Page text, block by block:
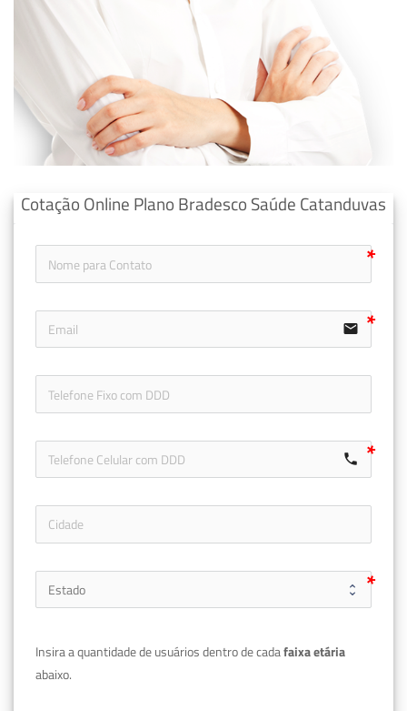
Cotação Online Plano Bradesco Saúde Catanduvas
email
call
Insira a quantidade de usuários dentro de cada
abaixo.